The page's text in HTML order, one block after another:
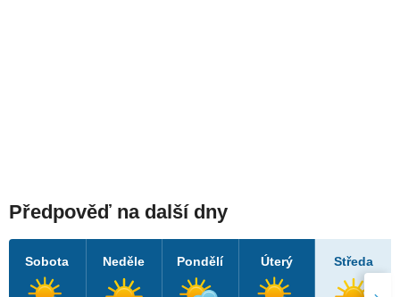
Předpověď na další dny
Sobota Neděle Pondělí Úterý Středa